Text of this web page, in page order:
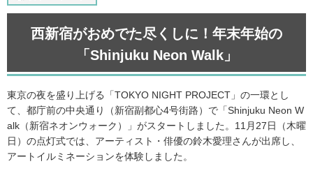
西新宿がおめでた尽くしに！年末年始の
「Shinjuku Neon Walk」
東京の夜を盛り上げる「TOKYO NIGHT PROJECT」の一環とし
て、都庁前の中央通り（新宿副都心4号街路）で「Shinjuku Neon W
alk（新宿ネオンウォーク）」がスタートしました。11月27日（木曜
日）の点灯式では、アーティスト・俳優の鈴木愛理さんが出席し、
アートイルミネーションを体験しました。